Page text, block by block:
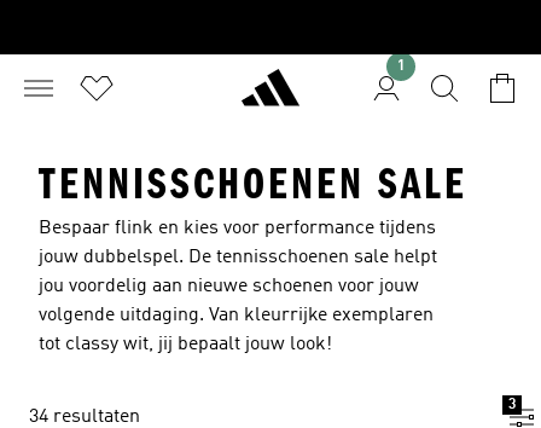
1
TENNISSCHOENEN SALE
Bespaar flink en kies voor performance tijdens
jouw dubbelspel. De tennisschoenen sale helpt
jou voordelig aan nieuwe schoenen voor jouw
volgende uitdaging. Van kleurrijke exemplaren
tot classy wit, jij bepaalt jouw look!
34 resultaten
3